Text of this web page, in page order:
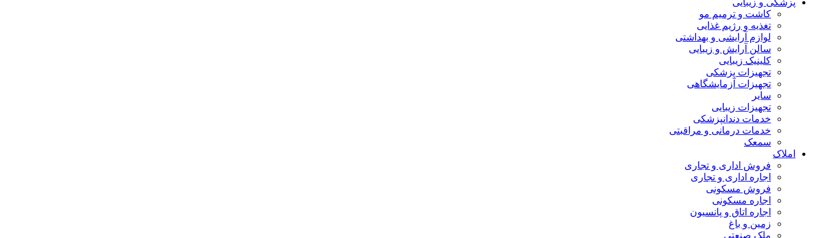
پزشکی و زیبایی
کاشت و ترمیم مو
تغذیه و رژیم غذایی
لوازم آرایشی و بهداشتی
سالن آرایش و زیبایی
کلینیک زیبایی
تجهیزات پزشکی
تجهیزات آزمایشگاهی
سایر
تجهیزات زیبایی
خدمات دندانپزشکی
خدمات درمانی و مراقبتی
سمعک
املاک
فروش اداری و تجاری
اجاره اداری و تجاری
فروش مسکونی
اجاره مسکونی
اجاره اتاق و پانسیون
زمین و باغ
ملک صنعتی